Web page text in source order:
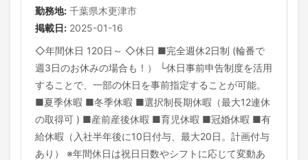
勤務地: 千葉県木更津市
掲載日: 2025-01-16
◇年間休日 120日～ ◇休日 ■完全週休2日制 (輪番で
週3日のお休みの場合も！） └休日事前申告制度を活用
することで、一部の休日を事前指定することが可能。
■夏季休暇 ■冬季休暇 ■選択制長期休暇（最大12連休
の取得可 ) ■産前産後休暇 ■育児休暇 ■冠婚休暇 ■有
給休暇（入社半年後に10日付与、最大20日。計画付与
あり） ※年間休日は祝日日数やシフトに応じて変動あ